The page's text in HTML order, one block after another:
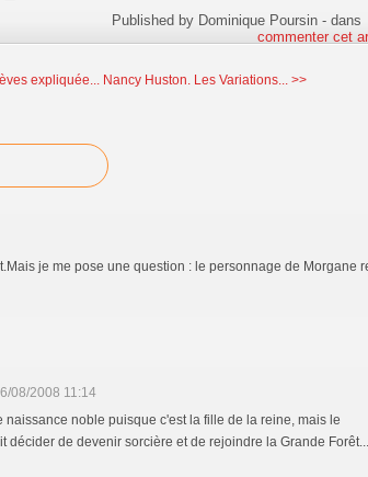
Published by Dominique Poursin -dans
commenter cet
expliquée... Nancy Huston. Les Variations... >>
je me pose une question : le personnage de Morgane
08/2008 11:14
naissance noble puisque c'est la fille de la reine, mais le
décider de devenir sorcière et de rejoindre la Grande